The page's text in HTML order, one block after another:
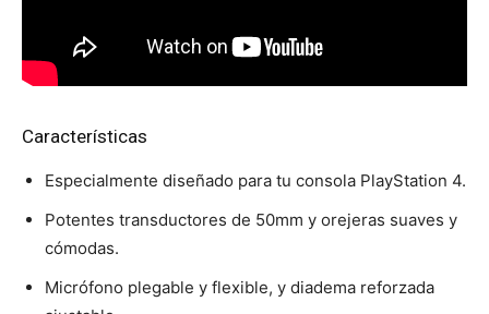
Características
Especialmente diseñado para tu consola PlayStation 4.
Potentes transductores de 50mm y orejeras suaves y
cómodas.
Micrófono plegable y flexible, y diadema reforzada